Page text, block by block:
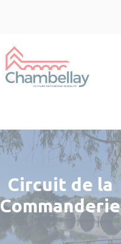
Circuit de la
Commanderie